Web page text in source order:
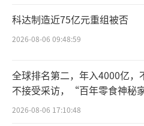
长期以来，阿里大
与供给丰富。只是不同
战，不同需求对应不同
同流量逻辑。用户随意
过程中反复流失回流。
前台重新编排成一个统一
科达制造近75亿元重组被否
2026-08-06 09:48:59
全球排名第二，年入4000亿，
不接受采访，“百年零食神秘
出水面？
2026-08-06 17:10:48